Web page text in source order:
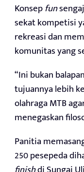
Konsepfun
sekat kompetisi
rekreasi dan
komunitas yang
“Ini bukan
tujuannya lebih
olahraga MTB
menegaskan
Panitia
250 pesepeda